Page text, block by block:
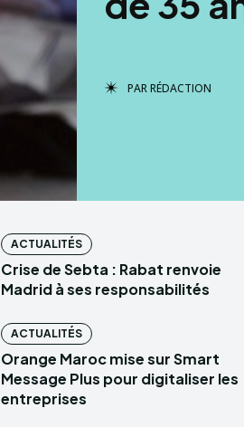
PARRÉDACTION
ACTUALITÉS
Crise de Sebta : Rabat renvoie
Madrid à ses responsabilités
ACTUALITÉS
Orange Maroc mise sur Smart
Message Plus pour digitaliser les
entreprises